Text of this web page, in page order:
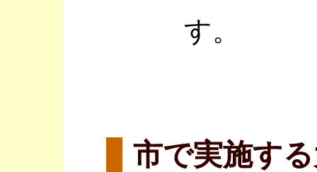
す。
市で実施す